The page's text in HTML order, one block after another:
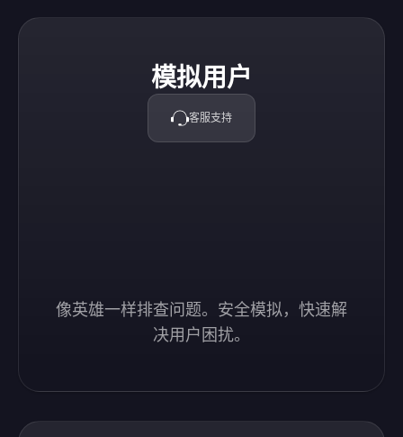
模拟用户
客服支持
像英雄一样排查问题。安全模拟，快速解
决用户困扰。
模拟用户